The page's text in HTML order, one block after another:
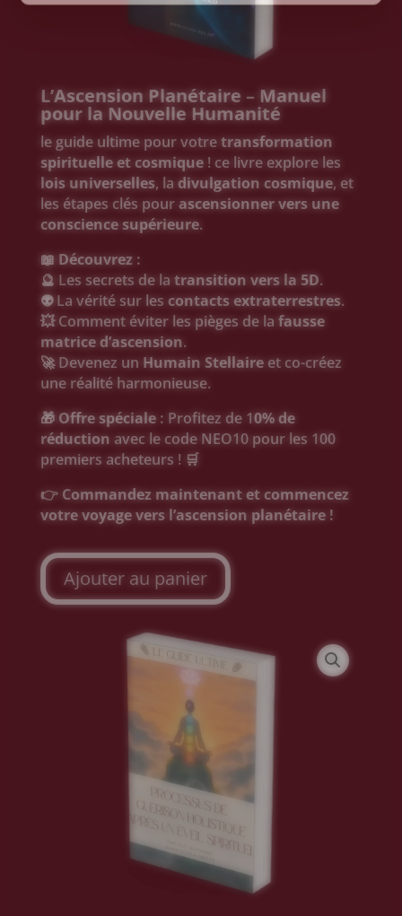
L’Ascension Planétaire – Manuel
pour la Nouvelle Humanité
le guide ultime pour votretransformation
spirituelle et cosmique! ce livre explore les
lois universelles, la divulgation cosmique, et
les étapes clés pourascensionner vers une
conscience supérieure.
📖 Découvrez :
🔮 Les secrets de la transition vers la 5D.
👽 La vérité sur les contacts extraterrestres.
💥 Comment éviter les pièges de la fausse
matrice d’ascension.
🚀 Devenez un Humain Stellaireet co-créez
une réalité harmonieuse.
🎁 Offre spéciale : Profitez de 10% de
réduction avec le code NEO10 pour les 100
premiers acheteurs ! 🛒
👉 Commandez maintenant et commencez
votre voyage vers l’ascension planétaire !
Ajouter au panier